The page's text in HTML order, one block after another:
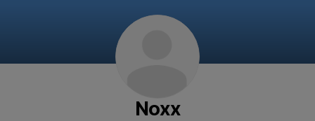
Noxx